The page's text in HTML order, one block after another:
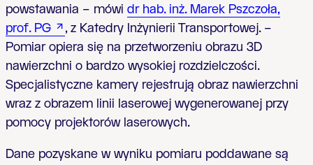
powstawania – mówi dr hab. inż. Marek Pszczoła,
prof. PG
, z Katedry Inżynierii Transportowej. –
Pomiar opiera się na przetworzeniu obrazu 3D
nawierzchni o bardzo wysokiej rozdzielczości.
Specjalistyczne kamery rejestrują obraz nawierzchni
wraz z obrazem linii laserowej wygenerowanej przy
pomocy projektorów laserowych.
Dane pozyskane w wyniku pomiaru poddawane są